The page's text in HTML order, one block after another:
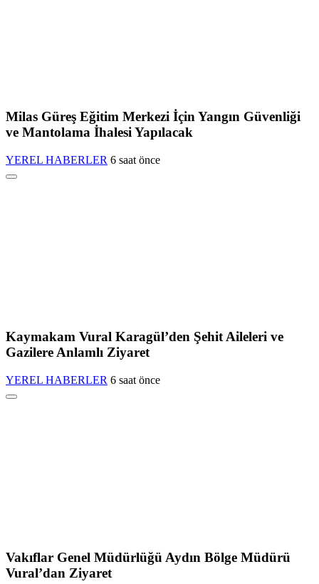
Milas Güreş Eğitim Merkezi İçin Yangın Güvenliği
ve Mantolama İhalesi Yapılacak
YEREL HABERLER 6 saat önce
Kaymakam Vural Karagül’den Şehit Aileleri ve
Gazilere Anlamlı Ziyaret
YEREL HABERLER 6 saat önce
Vakıflar Genel Müdürlüğü Aydın Bölge Müdürü
Vural’dan Ziyaret